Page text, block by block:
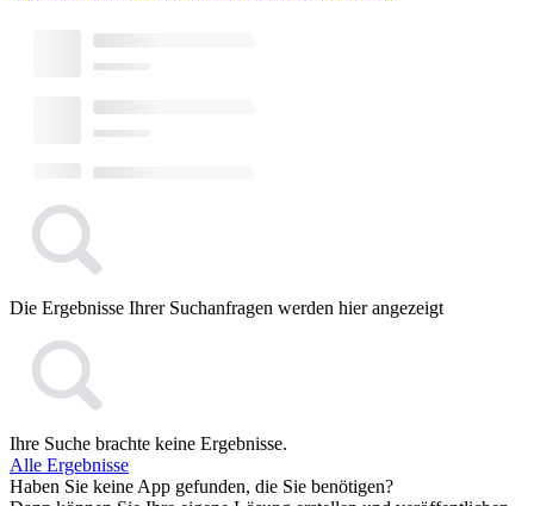
Die Ergebnisse Ihrer Suchanfragen werden hier angezeigt
Ihre Suche brachte keine Ergebnisse.
Alle Ergebnisse
Haben Sie keine App gefunden, die Sie benötigen?